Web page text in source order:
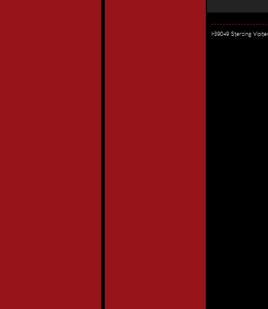
I-39049 Sterzing